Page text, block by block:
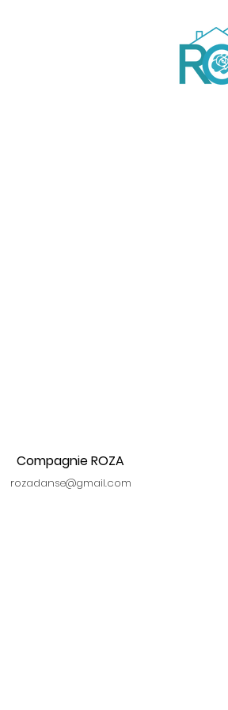
Compagnie ROZA
rozadanse@gmail.com